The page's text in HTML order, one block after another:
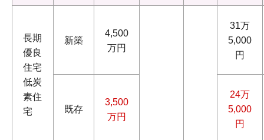
長期
優良
住宅
低炭
素住
宅
新築
4,500
万円
31万
5,000
円
既存
3,500
万円
24万
5,000
円